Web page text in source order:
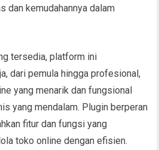
dan kemudahannya dalam
tersedia, platform ini
dari pemula hingga profesional,
yang menarik dan fungsional
yang mendalam. Plugin berperan
fitur dan fungsi yang
toko online dengan efisien.